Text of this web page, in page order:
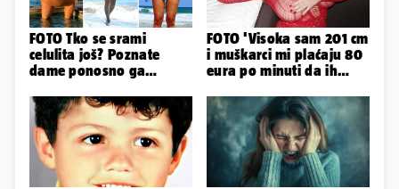
FOTO Tko se srami
celulita još? Poznate
dame ponosno ga
obline
FOTO 'Visoka sam 201 cm
i muškarci mi plaćaju 80
eura po minuti da ih